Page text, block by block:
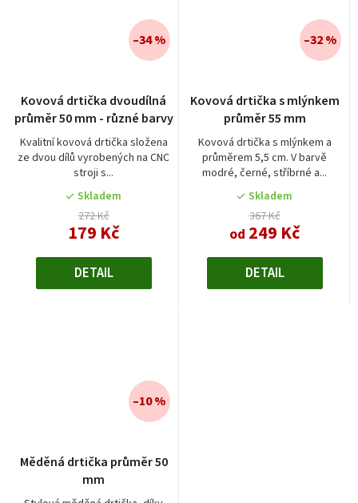
Kovová drtička dvoudílná
průměr 50 mm - různé barvy
Kvalitní kovová drtička složena
ze dvou dílů vyrobených na CNC
stroji s...
hodnocení
produktu
je
5,0
z
5
hvězdiček.
Skladem
272 Kč
179 Kč
–34 %
DETAIL
Kovová drtička s mlýnkem
průměr 55 mm
Kovová drtička s mlýnkem a
průměrem 5,5 cm. V barvě
modré, černé, stříbrné a...
hodnocení
produktu
je
4,7
z
5
hvězdiček.
Skladem
367 Kč
od 249 Kč
–32 %
DETAIL
Měděná drtička průměr 50
mm
–10 %